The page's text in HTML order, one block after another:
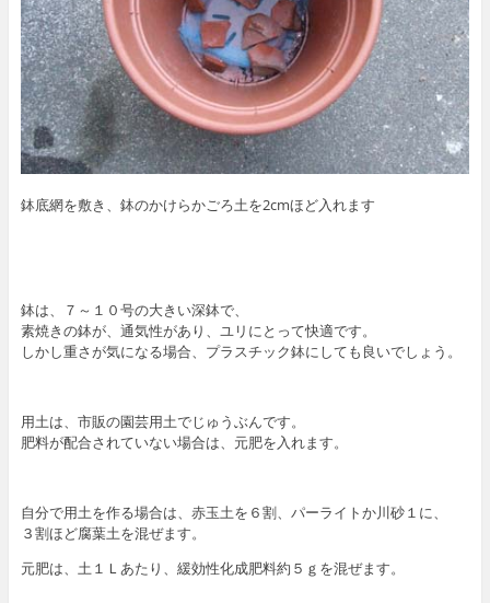
鉢底網を敷き、鉢のかけらかごろ土を2cmほど入れます
鉢は、７～１０号の大きい深鉢で、
素焼きの鉢が、通気性があり、ユリにとって快適です。
しかし重さが気になる場合、プラスチック鉢にしても良いでしょう。
用土は、市販の園芸用土でじゅうぶんです。
肥料が配合されていない場合は、元肥を入れます。
自分で用土を作る場合は、赤玉土を６割、パーライトか川砂１に、
３割ほど腐葉土を混ぜます。
元肥は、土１Ｌあたり、緩効性化成肥料約５ｇを混ぜます。